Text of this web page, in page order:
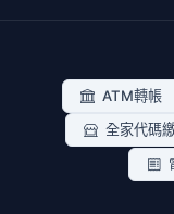
ATM轉帳
全家代碼